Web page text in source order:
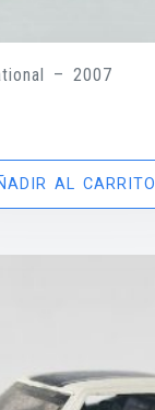
– 2007
AL CARRITO